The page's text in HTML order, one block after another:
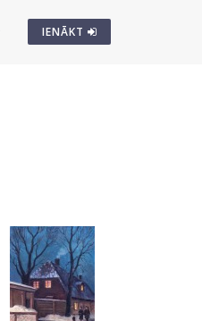
IENĀKT